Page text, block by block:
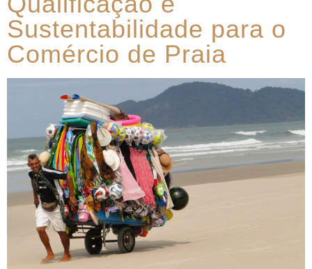
Sustentabilidade para o
Comércio de Praia